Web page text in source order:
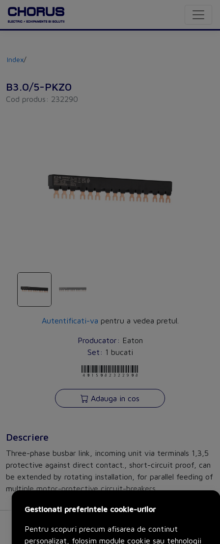
Index/
B3.0/5-PKZ0
Cod produs: 232290
Autentificati-va pentru a vedea pretul.
Producator: Eaton
Set: 1 bucati
4015082322908
Adauga in cos
Descriere
Three-phase busbar link, incoming unit via terminals 1,3,5
protective against direct contact., short-circuit proof, can
be extended by rotating installation, for parallel feeding of
multiple motor-protective circuit-breakers
Gestionati preferintele cookie-urilor
Pentru scopuri precum afisarea de continut
personalizat, folosim module cookie sau tehnologii